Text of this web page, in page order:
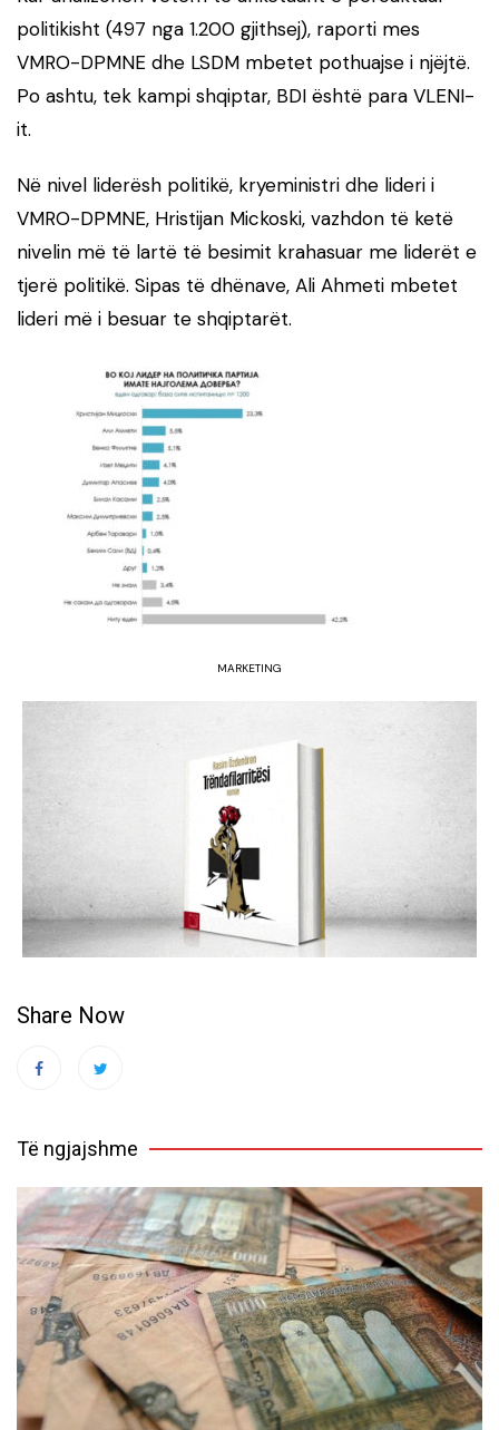
politikisht (497 nga 1.200 gjithsej), raporti mes
VMRO-DPMNE dhe LSDM mbetet pothuajse i njëjtë.
Po ashtu, tek kampi shqiptar, BDI është para VLENI-
it.
Në nivel liderësh politikë, kryeministri dhe lideri i
VMRO-DPMNE, Hristijan Mickoski, vazhdon të ketë
nivelin më të lartë të besimit krahasuar me liderët e
tjerë politikë. Sipas të dhënave, Ali Ahmeti mbetet
lideri më i besuar te shqiptarët.
MARKETING
Share Now
Të ngjajshme